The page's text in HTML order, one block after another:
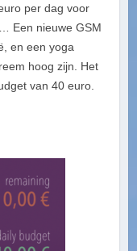
per dag voor
Een nieuwe GSM
en een yoga
hoog zijn. Het
van 40 euro.